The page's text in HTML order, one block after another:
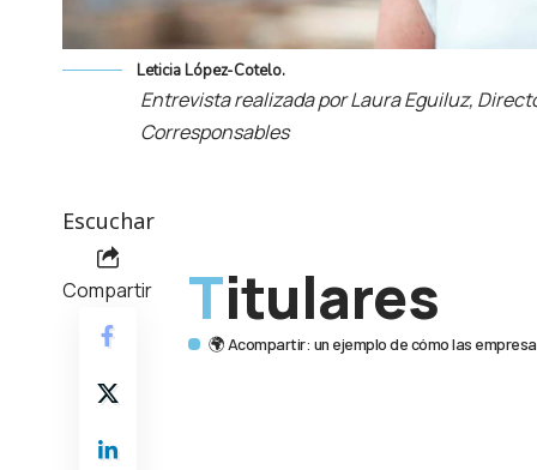
Leticia López-Cotelo.
Entrevista realizada por Laura Eguiluz,
Corresponsables
Escuchar
Compartir Titulares
🌍 Acompartir: un ejemplo de cómo las